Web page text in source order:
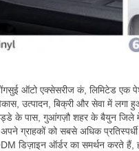
ऑटो एक्सेसरीज कं, लिमिटेड एक
उत्पादन, बिक्री और सेवा में
अड्डे के पास, गुआंगज़ौ शहर के बैयुन
अपने ग्राहकों को सबसे अधिक
डिज़ाइन ऑर्डर का समर्थन करते हैं,